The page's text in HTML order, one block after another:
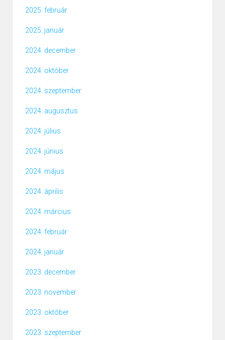
2025. február
2025. január
2024. december
2024. október
2024. szeptember
2024. augusztus
2024. július
2024. június
2024. május
2024. április
2024. március
2024. február
2024. január
2023. december
2023. november
2023. október
2023. szeptember